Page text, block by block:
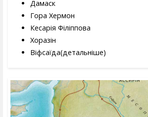
Дамаск
Гора Хермон
Кесарія Філіппова
Хоразін
Віфсаїда(детальніше)